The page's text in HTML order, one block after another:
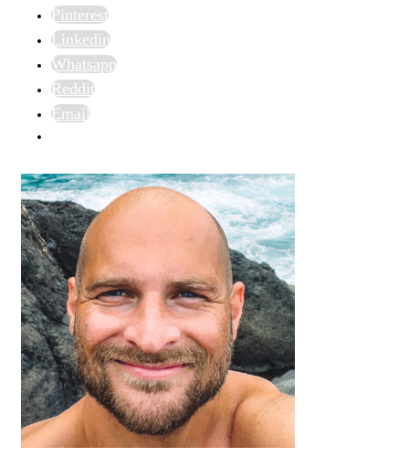
Pinterest
Linkedin
Whatsapp
Reddit
Email